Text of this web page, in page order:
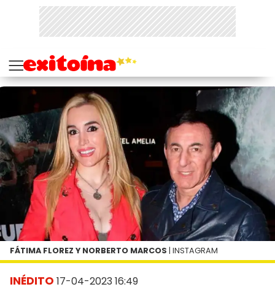
INÉDITO 17-04-2023 16:49
FÁTIMA FLOREZ Y NORBERTO MARCOS | INSTAGRAM